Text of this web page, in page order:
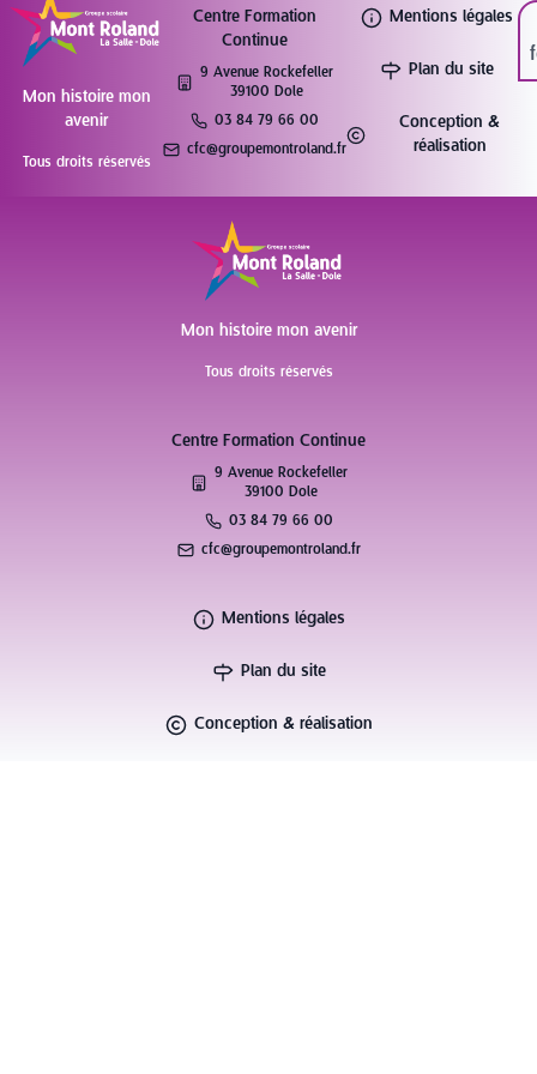
Mon histoire mon
avenir
Tous droits réservés
Centre Formation
Continue
9 Avenue Rockefeller
39100 Dole
03 84 79 66 00
cfc@groupemontroland.fr
Mentions légales
Plan du site
Conception &
réalisation
Mon histoire mon avenir
Tous droits réservés
Centre Formation Continue
9 Avenue Rockefeller
39100 Dole
03 84 79 66 00
cfc@groupemontroland.fr
Mentions légales
Plan du site
Conception & réalisation